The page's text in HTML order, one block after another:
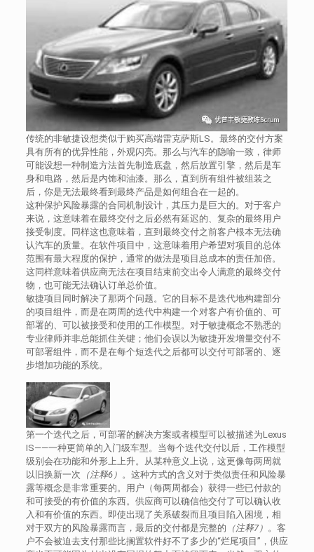
传统的非敏捷设想类似于购买高端雷克萨斯LS。最终的交付方案
具有所有的优异性能，外观闪亮。那么与汽车的隐喻一致，律师
可能设想一种制造方法首先制造底盘，然后放置引擎，然后是车
身和电路，然后是内饰和油漆。那么，直到所有组件被组装之
后，你是无法最终看到最终产品是如何组合在一起的。
这种保护风险暴露的合同机制设计，其压力是巨大的。对于客户
来说，这意味着在最终交付之后必然有延迟的、复杂的最终用户
接受制度。同样这也意味着，直到最终交付之前客户根本无法确
认汽车的质量。在软件项目中，这意味着用户希望对项目的总体
范围有最大程度的保护，通常的做法是项目总成本的责任加倍。
这同样意味着供应商无法在项目结束前交出令人满意的最终交付
物，也可能无法确认订单总价值。
敏捷项目同时解决了那两个问题。它的目标不是迭代地构建部分
的项目组件，而是在两周的迭代中构建一个对客户有价值的、可
部署的、可以被接受和使用的工作模型。对于敏捷概念不熟悉的
专业律师并非总能抓住关键；他们会误以为敏捷开发增量交付不
可部署组件，而不是在每个短迭代之后都可以交付可部署的、逐
步增加功能的系统。
第一个迭代之后，可部署的解决方案或者模型可以被描述为Lexus
IS——一种更简单的入门级车型。当每个迭代交付以后，工作模型
级别会在功能和外形上上升。从某种意义上说，这更像每两周就
以旧换新一次 （注释6） 。这种方式的含义对于类似责任和风险暴
露等概念是非常重要的。用户（每两周都会）获得一些已付款的
和可接受的有价值的东西。供应商可以确信他交付了可以确认收
入和有价值的东西。即使出现了关系破裂而且项目陷入困境，相
对于双方的风险暴露而言，最后的交付都是完整的 （注释7） 。客
户不会被迫去支付那些比搁置软件好不了多少的“烂尾项目”，供应